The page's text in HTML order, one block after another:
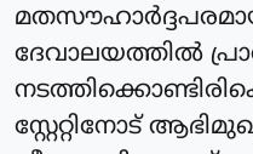
ദേവാലയത്തില്‍
സ്റ്റേറ്റിനോട്